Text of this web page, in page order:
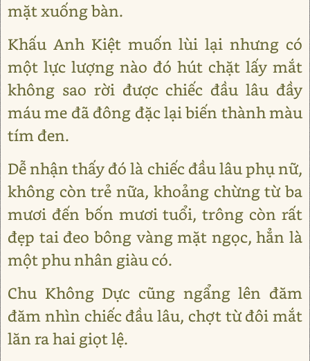
mặt xuống bàn.
Khấu Anh Kiệt muốn lùi lại nhưng có
một lực lượng nào đó hút chặt lấy mắt
không sao rời được chiếc đầu lâu đầy
máu me đã đông đặc lại biến thành màu
tím đen.
Dễ nhận thấy đó là chiếc đầu lâu phụ nữ,
không còn trẻ nữa, khoảng chừng từ ba
mươi đến bốn mươi tuổi, trông còn rất
đẹp tai đeo bông vàng mặt ngọc, hẳn là
một phu nhân giàu có.
Chu Không Dực cũng ngẩng lên đăm
đăm nhìn chiếc đầu lâu, chợt từ đôi mắt
lăn ra hai giọt lệ.